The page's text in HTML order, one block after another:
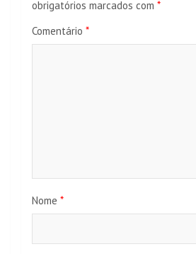
obrigatórios marcados com *
Comentário *
Nome *